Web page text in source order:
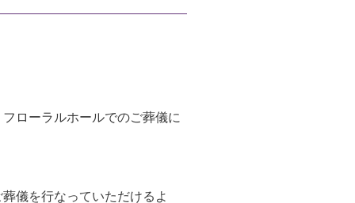
ローラルホールでのご葬儀に
儀を行なっていただけるよ